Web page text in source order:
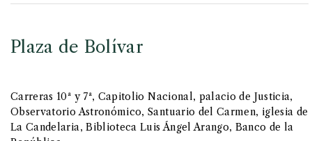
Plaza de Bolívar
Carreras 10ª y 7ª, Capitolio Nacional, palacio de Justicia,
Observatorio Astronómico, Santuario del Carmen, iglesia de
La Candelaria, Biblioteca Luis Ángel Arango, Banco de la